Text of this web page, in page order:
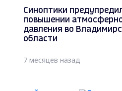
Синоптики
повышении
давления во
области
7 месяцев назад